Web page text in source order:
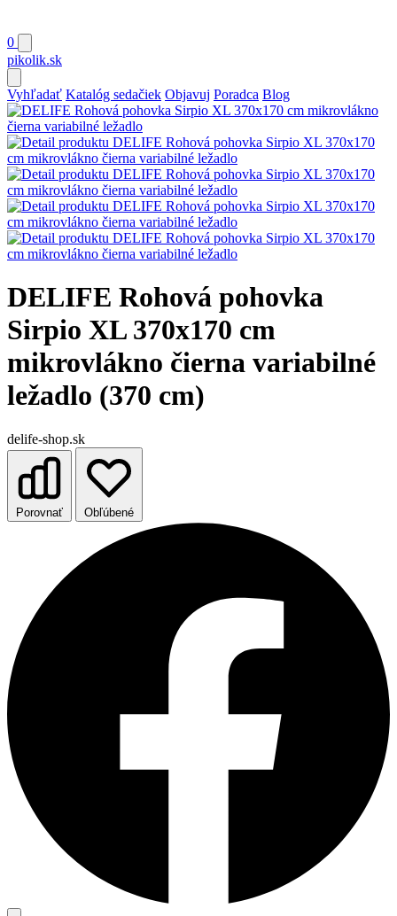
0
pikolik.sk
Vyhľadať Katalóg sedačiek Objavuj Poradca Blog
DELIFE Rohová pohovka
Sirpio XL 370x170 cm
mikrovlákno čierna variabilné
ležadlo (370 cm)
delife-shop.sk
Porovnať Obľúbené